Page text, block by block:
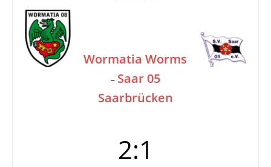
Wormatia Worms
– Saar 05
Saarbrücken
2:1